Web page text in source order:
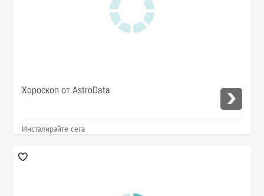
Хороскоп от AstroData
Инсталирайте сега